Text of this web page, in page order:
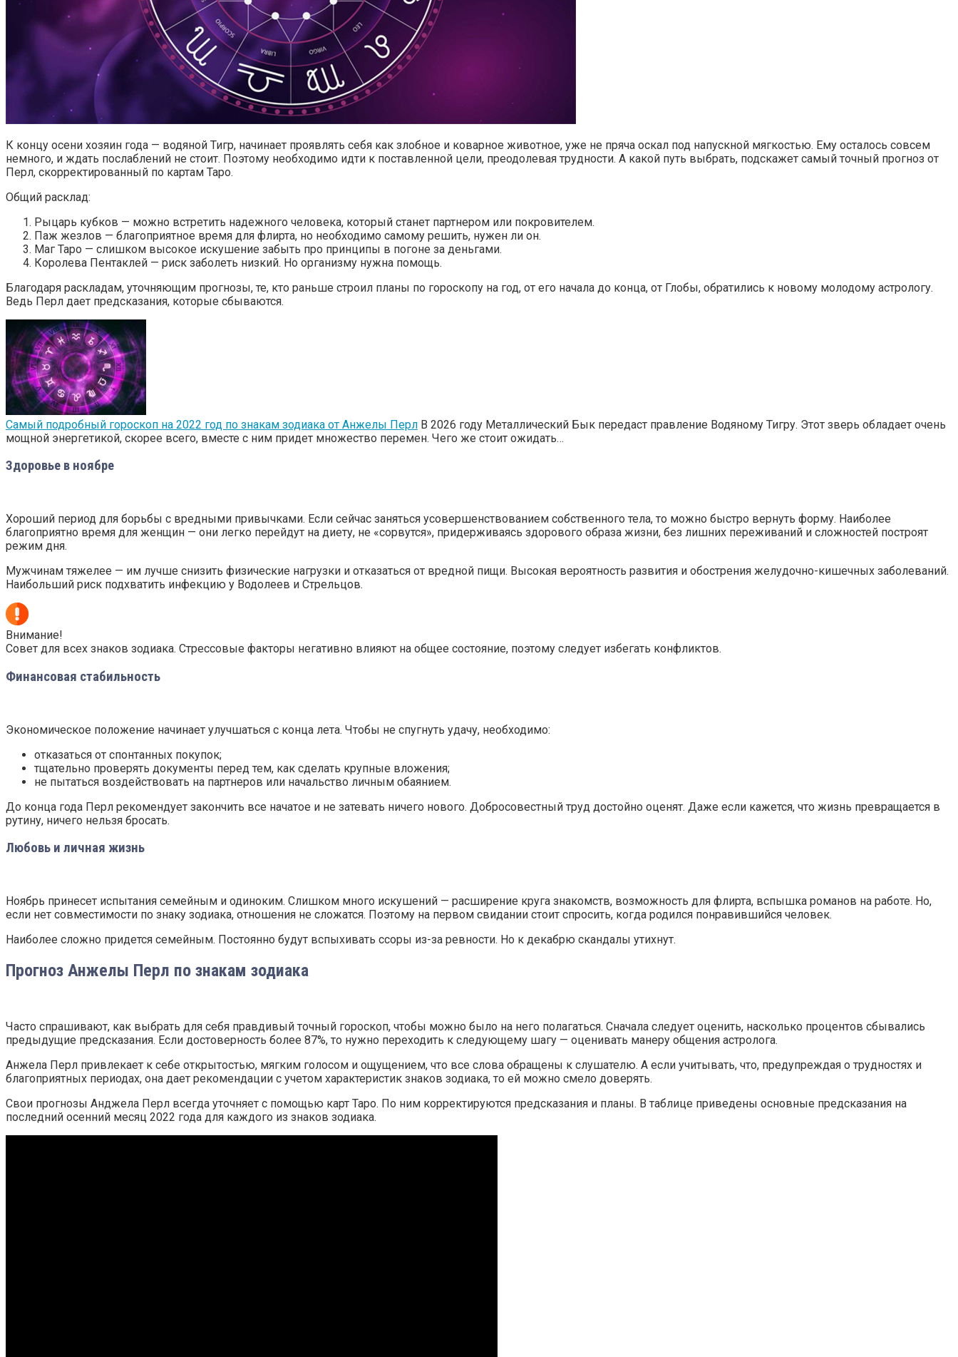
К концу осени хозяин года — водяной Тигр, начинает проявлять себя как злобное и коварное животное, уже не пряча оскал под напускной мягкостью. Ему осталось совсем
немного, и ждать послаблений не стоит. Поэтому необходимо идти к поставленной цели, преодолевая трудности. А какой путь выбрать, подскажет самый точный прогноз от
Перл, скорректированный по картам Таро.
Общий расклад:
Рыцарь кубков — можно встретить надежного человека, который станет партнером или покровителем.
Паж жезлов — благоприятное время для флирта, но необходимо самому решить, нужен ли он.
Маг Таро — слишком высокое искушение забыть про принципы в погоне за деньгами.
Королева Пентаклей — риск заболеть низкий. Но организму нужна помощь.
Благодаря раскладам, уточняющим прогнозы, те, кто раньше строил планы по гороскопу на год, от его начала до конца, от Глобы, обратились к новому молодому астрологу.
Ведь Перл дает предсказания, которые сбываются.
Самый подробный гороскоп на 2022 год по знакам зодиака от Анжелы Перл В 2026 году Металлический Бык передаст правление Водяному Тигру. Этот зверь обладает очень
мощной энергетикой, скорее всего, вместе с ним придет множество перемен. Чего же стоит ожидать…
Здоровье в ноябре
Хороший период для борьбы с вредными привычками. Если сейчас заняться усовершенствованием собственного тела, то можно быстро вернуть форму. Наиболее
благоприятно время для женщин — они легко перейдут на диету, не «сорвутся», придерживаясь здорового образа жизни, без лишних переживаний и сложностей построят
режим дня.
Мужчинам тяжелее — им лучше снизить физические нагрузки и отказаться от вредной пищи. Высокая вероятность развития и обострения желудочно-кишечных заболеваний.
Наибольший риск подхватить инфекцию у Водолеев и Стрельцов.
Внимание!
Совет для всех знаков зодиака. Стрессовые факторы негативно влияют на общее состояние, поэтому следует избегать конфликтов.
Финансовая стабильность
Экономическое положение начинает улучшаться с конца лета. Чтобы не спугнуть удачу, необходимо:
отказаться от спонтанных покупок;
тщательно проверять документы перед тем, как сделать крупные вложения;
не пытаться воздействовать на партнеров или начальство личным обаянием.
До конца года Перл рекомендует закончить все начатое и не затевать ничего нового. Добросовестный труд достойно оценят. Даже если кажется, что жизнь превращается в
рутину, ничего нельзя бросать.
Любовь и личная жизнь
Ноябрь принесет испытания семейным и одиноким. Слишком много искушений — расширение круга знакомств, возможность для флирта, вспышка романов на работе. Но,
если нет совместимости по знаку зодиака, отношения не сложатся. Поэтому на первом свидании стоит спросить, когда родился понравившийся человек.
Наиболее сложно придется семейным. Постоянно будут вспыхивать ссоры из-за ревности. Но к декабрю скандалы утихнут.
Прогноз Анжелы Перл по знакам зодиака
Часто спрашивают, как выбрать для себя правдивый точный гороскоп, чтобы можно было на него полагаться. Сначала следует оценить, насколько процентов сбывались
предыдущие предсказания. Если достоверность более 87%, то нужно переходить к следующему шагу — оценивать манеру общения астролога.
Анжела Перл привлекает к себе открытостью, мягким голосом и ощущением, что все слова обращены к слушателю. А если учитывать, что, предупреждая о трудностях и
благоприятных периодах, она дает рекомендации с учетом характеристик знаков зодиака, то ей можно смело доверять.
Свои прогнозы Анджела Перл всегда уточняет с помощью карт Таро. По ним корректируются предсказания и планы. В таблице приведены основные предсказания на
последний осенний месяц 2022 года для каждого из знаков зодиака.